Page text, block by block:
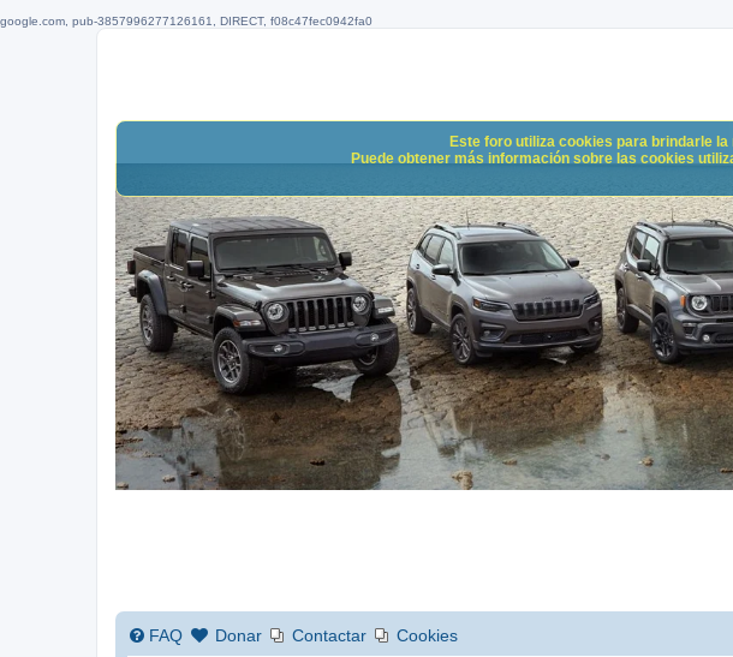
google.com, pub-3857996277126161, DIRECT, f08c47fec0942fa0
FAQ Donar Contactar Cookies
Este foro utiliza cookies para brindarle
Puede obtener más información sobre las cookies